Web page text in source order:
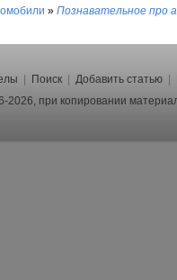
» Познавательное про
Поиск Добавить статью
2026, при копировании